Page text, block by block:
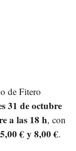
de Fitero
31 de octubre
a las 18 h, con
5,00 € y 8,00 €.